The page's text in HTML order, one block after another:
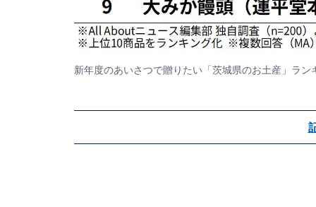
新年度のあいさつで贈りたい「茨城県のお土産」ラン